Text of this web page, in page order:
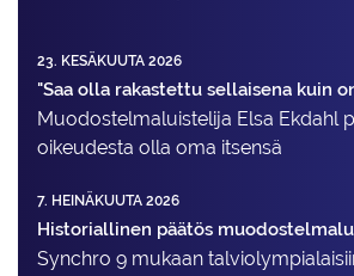
23. KESÄKUUTA 2026
"Saa olla rakastettu sellaisena kuin
Muodostelma­luistelija Elsa Ekdahl
oikeudesta olla oma itsensä
7. HEINÄKUUTA 2026
Historiallinen päätös
Synchro 9 mukaan